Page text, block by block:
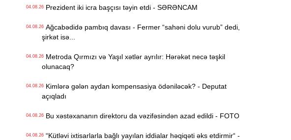
04.08.26Prezident iki icra başçısı təyin etdi - SƏRƏNCAM
04.08.26Ağcabədidə pambıq davası - Fermer “sahəni dolu vurub” dedi,
şirkət isə...
04.08.26Metroda Qırmızı və Yaşıl xətlər ayrılır: Hərəkət necə təşkil
olunacaq?
04.08.26Kimlərə gələn aydan kompensasiya ödəniləcək? - Deputat
açıqladı
04.08.26Bu xəstəxananın direktoru da vəzifəsindən azad edildi - FOTO
04.08.26“Kütləvi ixtisarlarla bağlı yayılan iddialar həqiqəti əks etdirmir“ -